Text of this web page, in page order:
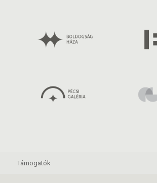
Támogatók